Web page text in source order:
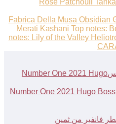
عطر نمبر ون هيوجو بوسNumber One 2021 Hugo Boss